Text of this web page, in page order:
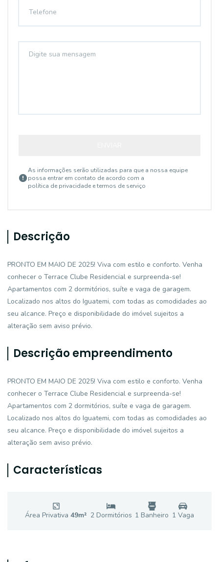
As informações serão utilizadas para que a nossa equipe
possa entrar em contato de acordo com a
política de privacidade e termos de serviço
Descrição
PRONTO EM MAIO DE 2025! Viva com estilo e conforto. Venha
conhecer o Terrace Clube Residencial e surpreenda-se!
Apartamentos com 2 dormitórios, suíte e vaga de garagem.
Localizado nos altos do Iguatemi, com todas as comodidades ao
seu alcance. Preço e disponibilidade do imóvel sujeitos a
alteração sem aviso prévio.
Descrição empreendimento
PRONTO EM MAIO DE 2025! Viva com estilo e conforto. Venha
conhecer o Terrace Clube Residencial e surpreenda-se!
Apartamentos com 2 dormitórios, suíte e vaga de garagem.
Localizado nos altos do Iguatemi, com todas as comodidades ao
seu alcance. Preço e disponibilidade do imóvel sujeitos a
alteração sem aviso prévio.
Características
Área Privativa49m² 2Dormitórios 1 Banheiro 1 Vaga